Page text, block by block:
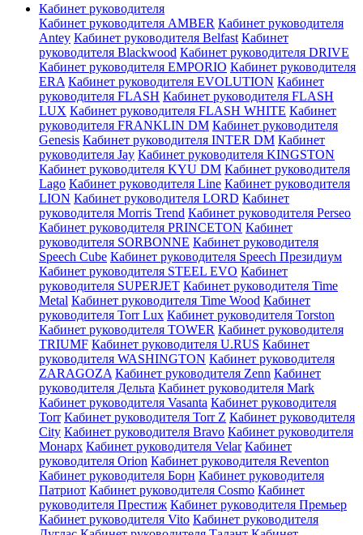
Кабинет руководителя
Кабинет руководителя AMBER Кабинет руководителя
Antey Кабинет руководителя Belfast Кабинет
руководителя Blackwood Кабинет руководителя DRIVE
Кабинет руководителя EMPORIO Кабинет руководителя
ERA Кабинет руководителя EVOLUTION Кабинет
руководителя FLASH Кабинет руководителя FLASH
LUX Кабинет руководителя FLASH WHITE Кабинет
руководителя FRANKLIN DM Кабинет руководителя
Genesis Кабинет руководителя INTER DM Кабинет
руководителя Jay Кабинет руководителя KINGSTON
Кабинет руководителя KYU DM Кабинет руководителя
Lago Кабинет руководителя Line Кабинет руководителя
LION Кабинет руководителя LORD Кабинет
руководителя Morris Trend Кабинет руководителя Perseo
Кабинет руководителя PRINCETON Кабинет
руководителя SORBONNE Кабинет руководителя
Speech Cube Кабинет руководителя Speech Президиум
Кабинет руководителя STEEL EVO Кабинет
руководителя SUPERJET Кабинет руководителя Time
Metal Кабинет руководителя Time Wood Кабинет
руководителя Torr Lux Кабинет руководителя Torston
Кабинет руководителя TOWER Кабинет руководителя
TRIUMF Кабинет руководителя U.RUS Кабинет
руководителя WASHINGTON Кабинет руководителя
ZARAGOZA Кабинет руководителя Zenn Кабинет
руководителя Дельта Кабинет руководителя Mark
Кабинет руководителя Vasanta Кабинет руководителя
Torr Кабинет руководителя Torr Z Кабинет руководителя
City Кабинет руководителя Bravo Кабинет руководителя
Монарх Кабинет руководителя Velar Кабинет
руководителя Orion Кабинет руководителя Reventon
Кабинет руководителя Борн Кабинет руководителя
Патриот Кабинет руководителя Cosmo Кабинет
руководителя Престиж Кабинет руководителя Премьер
Кабинет руководителя Vito Кабинет руководителя